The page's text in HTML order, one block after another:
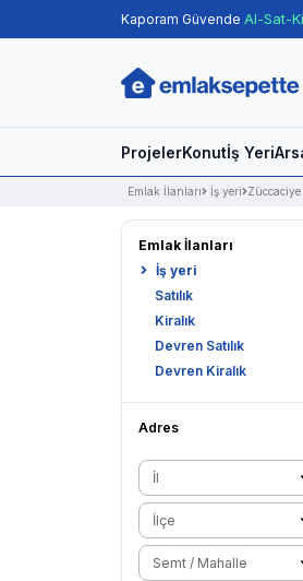
Kaporam Güvende Al-Sat-
ProjelerKonutİş Yeri
Emlak İlanları İş yeri Züccaciye
Emlak İlanları
İş yeri
Satılık
Kiralık
Devren Satılık
Devren Kiralık
Adres
İl
İlçe
Semt / Mahalle